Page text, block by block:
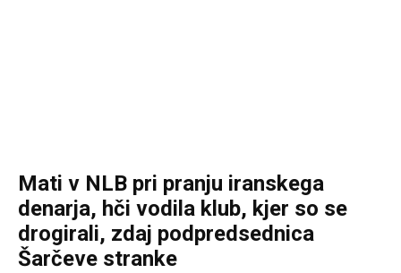
Mati v NLB pri pranju iranskega
denarja, hči vodila klub, kjer so se
drogirali, zdaj podpredsednica
Šarčeve stranke